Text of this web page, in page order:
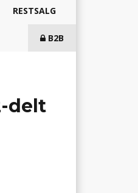
RESTSALG
B2B
delt